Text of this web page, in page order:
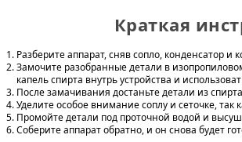
Краткая
Разберите аппарат, сняв сопло, конденсатор и
Замочите разобранные детали в
капель спирта внутрь устройства и
После замачивания достаньте детали из
Уделите особое внимание соплу и сеточке,
Промойте детали под проточной водой и
Соберите аппарат обратно, и он снова будет